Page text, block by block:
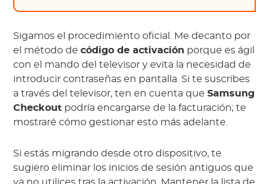
Sigamos el procedimiento oficial. Me decanto por
el método decódigo de activación porque es ágil
con el mando del televisor y evita la necesidad de
introducir contraseñas en pantalla. Si te suscribes
a través del televisor, ten en cuenta queSamsung
Checkout podría encargarse de la facturación; te
mostraré cómo gestionar esto más adelante.
Si estás migrando desde otro dispositivo, te
sugiero eliminar los inicios de sesión antiguos que